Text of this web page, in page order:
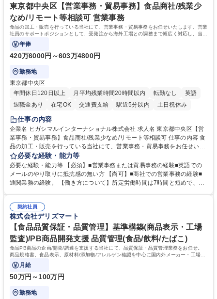
休日125日
東京都中央区【営業事務・貿易事務】食品商社/残業少
なめ/リモート等相談可 営業事務
食品の加工・販売を行っている当社にて、営業事務・貿易事務をお任せいたします。営業
社員のサポートポジションとして、受発注から海外工場との調整まで幅広く対応し、当社
事業の根幹を支えていただきます。
年俸
420万6000円～603万4800円
勤務地
東京都中央区
年間休日120日以上
月平均残業時間20時間以内 転勤なし
英語
退職金あり
在宅OK 交通費支給 駅近5分以内 土日祝休み
仕事の内容
企業名 ヒガシマルインターナショナル株式会社 求人名 東京都中央区【営
業事務・貿易事務】食品商社/残業少なめ/リモート等相談可 仕事の内容 食
品の加工・販売を行っている当社にて、営業事務・貿易事務をお任せいた
します。営業社員のサポートポジションとして、受発注から海外工場との
調整まで幅広く対応し、当社事業の根幹を支えていただきます。 ■受発注
業務、請求書発行 ■海外工場とのスケジュール調整 ■在庫管理 ■輸入書類
の確認・作成 ■配送手配 ■通関業者を通して行う輸出入業全般 ■倉庫との
ルプロデュースしているため、商品に関わる全ての業務をサポート頂きま
す。 募集職種 東京都中央区【営業事務・貿易事務】食品商社/残業少なめ/
リモート等相談可
必要な経験・能力等
必要な経験・能力等 【必須】■営業事務または貿易事務の経験■英語での
メールのやり取りに抵抗感の無い方 【尚可】■商社での営業事務の経験■
通関業務の経験。 【働き方について】所定労働時間は7時間と短めで、残
の強み】1991年の設立以来、外食産業を中心としたお客様の多様なニー
ズに沿った冷凍水産物等の生産・輸入・販売を一貫して手掛けています。
自社工場と海外拠点の強固な連携によるワンストップサービスが最大の強
みです。 学歴・資格 学歴：大学院 大学 語学力：英語 資格：
契約社員
株式会社デリズマート
【食品品質保証・品質管理】基準構築(商品表示・工場
監査)/PB商品開発支援 品質管理(食品/飲料/たばこ)
食品PB商品の企画/開発/調達を支援する当社にて、品質保証・品質管理業務をお任せ。
商品規格書、食品表示、原材料/添加物/アレルゲン確認を中心に国内外メーカー・工場の
品質基準整備から発売後対応まで担います。
月給
50万円～100万円
勤務地